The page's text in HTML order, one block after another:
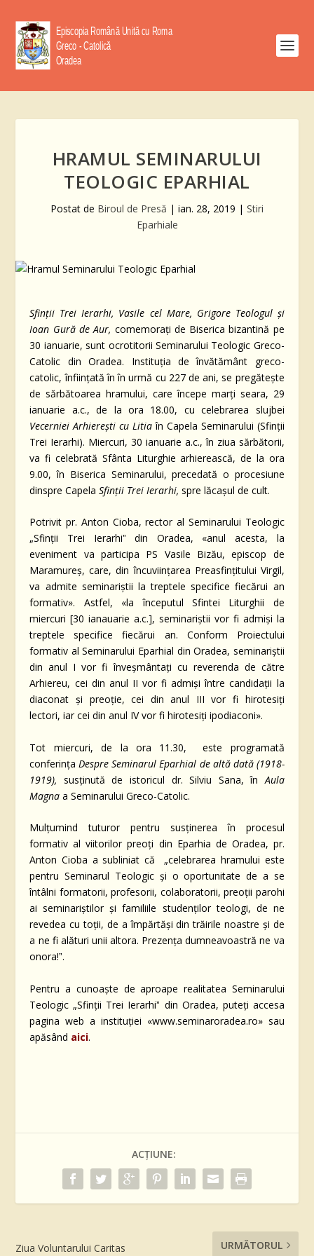
HRAMUL SEMINARULUI
TEOLOGIC EPARHIAL
Postat de Biroul de Presă | ian. 28, 2019 | Stiri
Eparhiale
Sfinții Trei Ierarhi, Vasile cel Mare, Grigore Teologul și
Ioan Gură de Aur, comemorați de Biserica bizantină pe
30 ianuarie, sunt ocrotitorii Seminarului Teologic Greco-
Catolic din Oradea. Instituția de învătământ greco-
catolic, înființată în în urmă cu 227 de ani, se pregătește
de sărbătoarea hramului, care începe marți seara, 29
ianuarie a.c., de la ora 18.00, cu celebrarea slujbei
Vecerniei Arhierești cu Litia în Capela Seminarului (Sfinții
Trei Ierarhi). Miercuri, 30 ianuarie a.c., în ziua sărbătorii,
va fi celebrată Sfânta Liturghie arhierească, de la ora
9.00, în Biserica Seminarului, precedată o procesiune
dinspre CapelaSfinții Trei Ierarhi,spre lăcașul de cult.
Potrivit pr. Anton Cioba, rector al Seminarului Teologic
„Sfinții Trei Ierarhiˮ din Oradea, «anul acesta, la
eveniment va participa PS Vasile Bizău, episcop de
Maramureș, care, din încuviințarea Preasfințitului Virgil,
va admite seminariștii la treptele specifice fiecărui an
formativ». Astfel, «la începutul Sfintei Liturghii de
miercuri [30 ianauarie a.c.], seminariștii vor fi admiși la
treptele specifice fiecărui an. Conform Proiectului
formativ al Seminarului Eparhial din Oradea, seminariștii
din anul I vor fi înveșmântați cu reverenda de către
Arhiereu, cei din anul II vor fi admiși între candidații la
diaconat și preoție, cei din anul III vor fi hirotesiți
lectori, iar cei din anul IV vor fi hirotesiți ipodiaconi».
Tot miercuri, de la ora 11.30, este programată
conferința Despre Seminarul Eparhial de altă dată (1918-
1919), susținută de istoricul dr. Silviu Sana, în Aula
Magna a Seminarului Greco-Catolic.
Mulțumind tuturor pentru susținerea în procesul
formativ al viitorilor preoți din Eparhia de Oradea, pr.
Anton Cioba a subliniat că „celebrarea hramului este
pentru Seminarul Teologic și o oportunitate de a se
întâlni formatorii, profesorii, colaboratorii, preoții parohi
ai seminariștilor și familiile studenților teologi, de ne
revedea cu toții, de a împărtăși din trăirile noastre și de
a ne fi alături unii altora. Prezența dumneavoastră ne va
onora!ˮ.
Pentru a cunoaște de aproape realitatea Seminarului
Teologic „Sfinții Trei Ierarhiˮ din Oradea, puteți accesa
pagina web a instituției «www.seminaroradea.ro» sau
apăsând aici.
ACȚIUNE:
Ziua Voluntarului Caritas
URMĂTORUL